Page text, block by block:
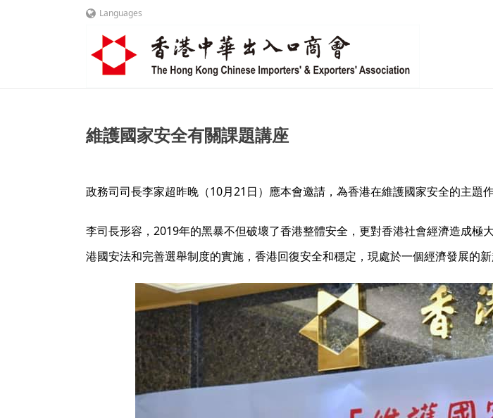
Languages
維護國家安全有關課題講座
政務司司長李家超昨晚（10月21日）應本會邀請，為香港在維護國家安全的主題
李司長形容，2019年的黑暴不但破壞了香港整體安全，更對香港社會經濟造成
港國安法和完善選舉制度的實施，香港回復安全和穩定，現處於一個經濟發展的新